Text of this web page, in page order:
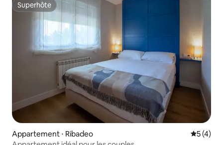
Superhôte
Superhôte
Appartement ⋅ Ribadeo
5 (4)